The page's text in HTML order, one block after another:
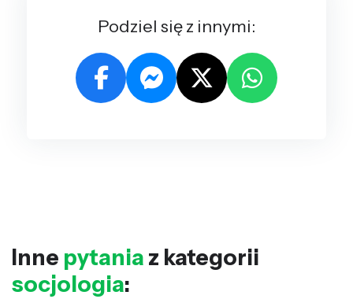
Podziel się z innymi:
Inne pytania z kategorii
socjologia: